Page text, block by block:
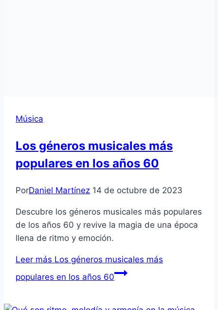
Música
Los géneros musicales más
populares en los años 60
PorDaniel Martínez 14 de octubre de 2023
Descubre los géneros musicales más populares
de los años 60 y revive la magia de una época
llena de ritmo y emoción.
Leer más Los géneros musicales más
populares en los años 60